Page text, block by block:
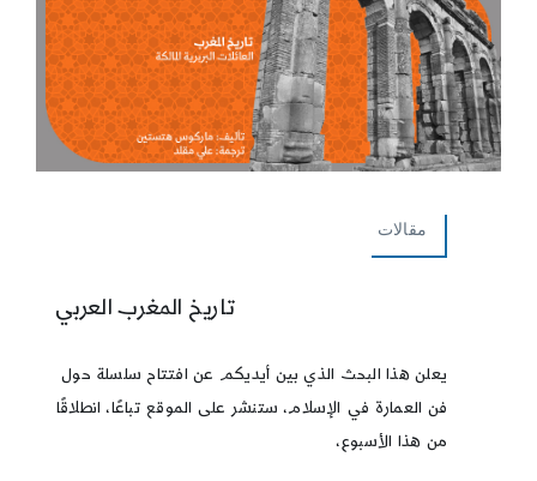
مقالات
تاريخ المغرب العربي
يعلن هذا البحث الذي بين أيديكم عن افتتاح سلسلة حول
فن العمارة في الإسلام، ستنشر على الموقع تباعًا، انطلاقًا
من هذا الأسبوع،